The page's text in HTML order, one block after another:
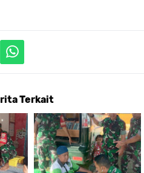
Terkait